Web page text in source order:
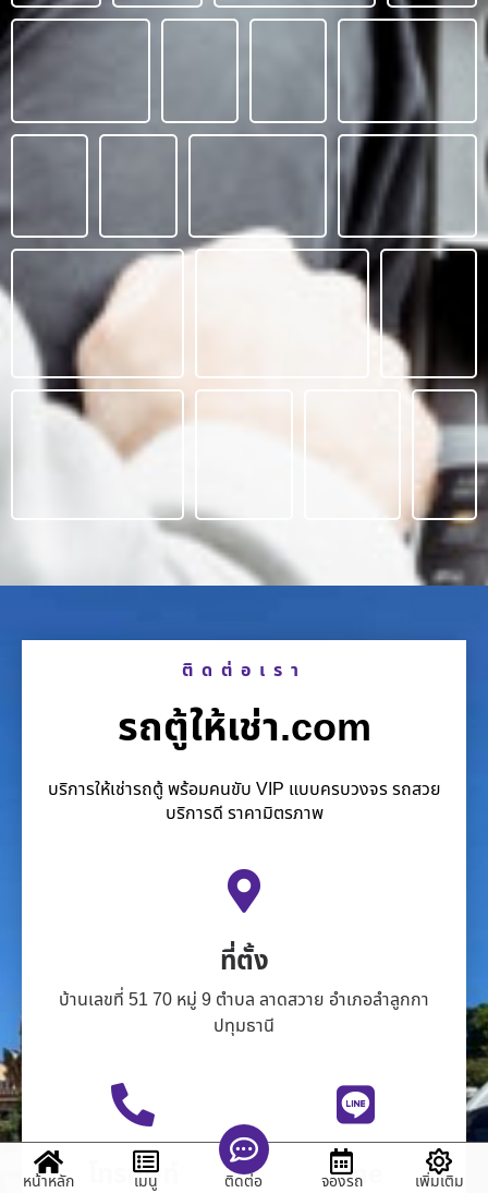
ติดต่อเรา
รถตู้ให้เช่า.com
บริการให้เช่ารถตู้ พร้อมคนขับ VIP แบบครบวงจร รถสวย
บริการดี ราคามิตรภาพ
ที่ตั้ง
บ้านเลขที่ 51 70 หมู่ 9 ตำบล ลาดสวาย อำเภอลำลูกกา
ปทุมธานี
โทรศัพท์ Line
หน้าหลัก เมนู ติดต่อ จองรถ เพิ่มเติม